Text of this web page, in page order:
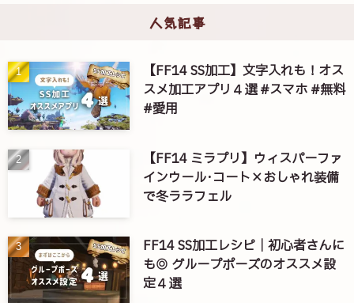
人気記事
【FF14 SS加工】文字入れも！オス
スメ加工アプリ４選 #スマホ #無料
#愛用
【FF14 ミラプリ】ウィスパーファ
インウール･コート×おしゃれ装備
で冬ララフェル
FF14 SS加工レシピ｜初心者さんに
も◎ グループポーズのオススメ設
定４選